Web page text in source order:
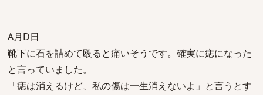
A月D日
靴下に石を詰めて殴ると痛いそうです。確実に痣になった
と言っていました。
「痣は消えるけど、私の傷は一生消えないよ」と言うとす